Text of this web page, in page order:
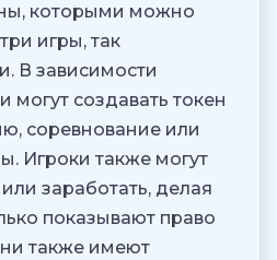
которыми можно
игры, так
В зависимости
могут создавать токен
соревнование или
Игроки также могут
заработать, делая
показывают право
также имеют